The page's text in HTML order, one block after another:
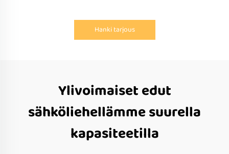
Hanki tarjous
Ylivoimaiset edut
sähköliehellämme suurella
kapasiteetilla